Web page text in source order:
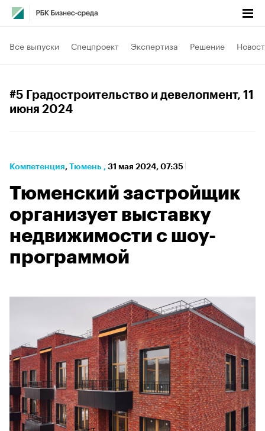
Все выпуски Спецпроект Экспертиза Решение
#5 Градостроительство и девелопмент, 11
июня 2024
Компетенция⁠, Тюмень , 31 мая 2024, 07:35
Тюменский застройщик
организует выставку
недвижимости с шоу-
программой